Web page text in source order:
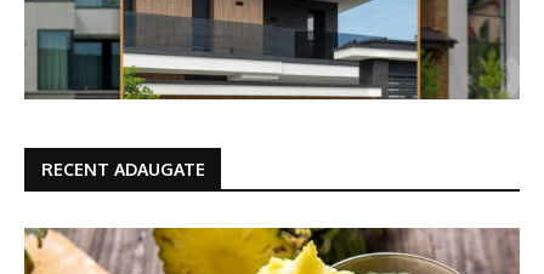
RECENT ADAUGATE